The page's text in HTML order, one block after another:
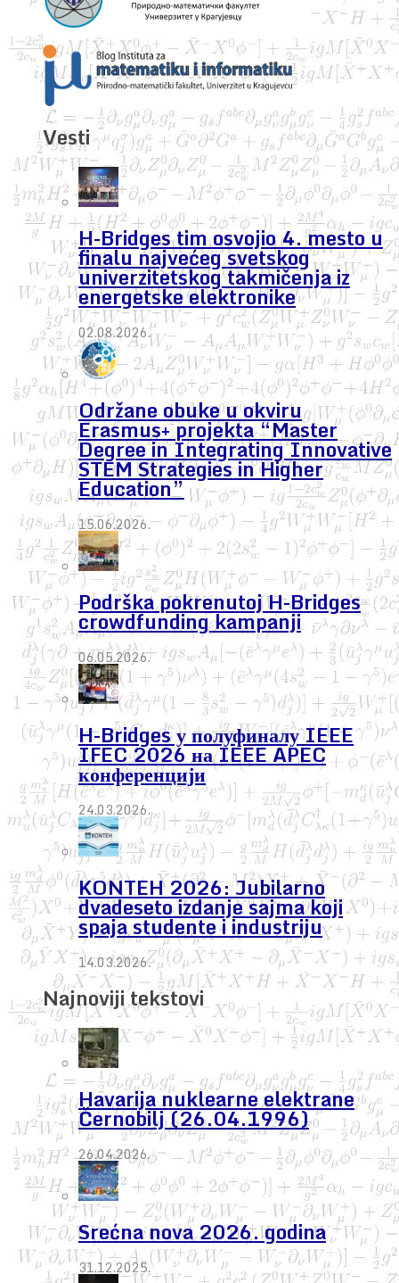
Vesti
H-Bridges tim osvojio 4. mesto u
finalu najvećeg svetskog
univerzitetskog takmičenja iz
energetske elektronike
02.08.2026.
Održane obuke u okviru
Erasmus+ projekta “Master
Degree in Integrating Innovative
STEM Strategies in Higher
Education”
15.06.2026.
Podrška pokrenutoj H-Bridges
crowdfunding kampanji
06.05.2026.
H-Bridges у полуфиналу IEEE
IFEC 2026 на IEEE APEC
конференцији
24.03.2026.
KONTEH 2026: Jubilarno
dvadeseto izdanje sajma koji
spaja studente i industriju
14.03.2026.
Najnoviji tekstovi
Havarija nuklearne elektrane
Černobilj (26.04.1996)
26.04.2026.
Srećna nova 2026. godina
31.12.2025.